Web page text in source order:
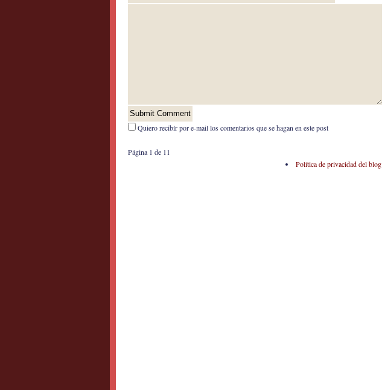
Quiero recibír por e-mail los comentarios que se hagan en este post
Página 1 de 1 1
Política de privacidad del blog